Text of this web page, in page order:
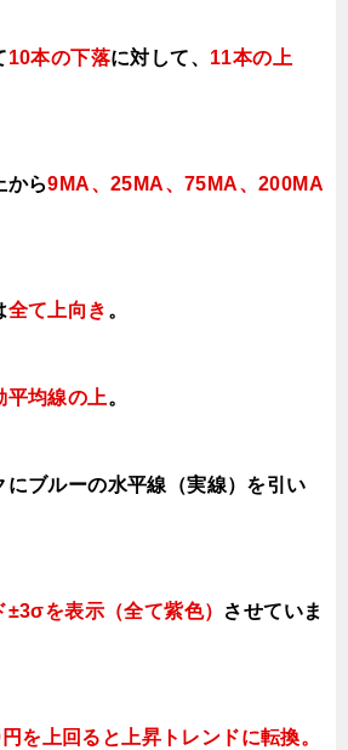
10本の下落に対して、 11本の上
から9MA、25MA、75MA、200MA
全て上向き 。
平均線の上。
にブルーの水平線（実線）を引い
を表示（全て紫色） させていま
を上回ると上昇トレンドに転換。